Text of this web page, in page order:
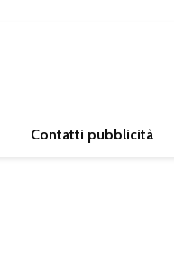
Contatti pubblicità